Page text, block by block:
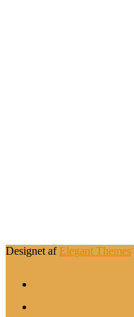
Designet af Elegant Themes